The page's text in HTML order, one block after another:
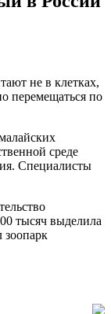
не в клетках,
перемещаться по
среде
Специалисты
тысяч выделила
зоопарк